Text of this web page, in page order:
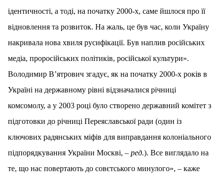
ідентичності, а тоді, на початку 2000-х, саме йшлося про її
відновлення та розвиток. На жаль, це був час, коли Україну
накривала нова хвиля русифікації. Був наплив російських
медіа, проросійських політиків, російської культури».
Володимир В’ятрович згадує, як на початку 2000-х років в
Україні на державному рівні відзначалися річниці
комсомолу, а у 2003 році було створено державний комітет з
підготовки до річниці Переяславської ради (один із
ключових радянських міфів для виправдання колоніального
підпорядкування України Москві, – ред.). Все виглядало на
те, що нас повертають до совєтського минулого», – каже